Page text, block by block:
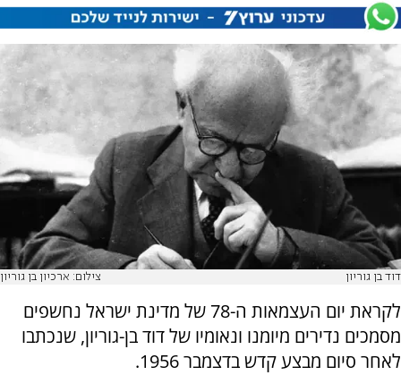
דוד בן גוריון צילום: ארכיון בן גוריון
לקראת יום העצמאות ה-78 של מדינת ישראל נחשפים
מסמכים נדירים מיומנו ונאומיו של דוד בן-גוריון, שנכתבו
לאחר סיום מבצע קדש בדצמבר 1956.